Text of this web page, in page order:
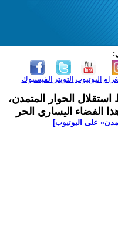
الفيسبوك التويتر اليوتيوب
استقلال الحوار المتمدن،
الفضاء اليساري الحر
على اليوتيوب]